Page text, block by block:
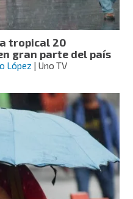
tropical 20
gran parte del país
López | Uno TV